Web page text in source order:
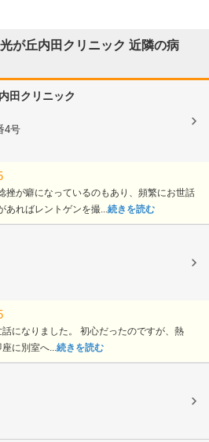
が丘内田クリニック 近隣の病
田クリニック
4号
挫が癖になっているのもあり、頻繁にお世話
あればレントゲンを撮...続きを読む
になりました。 初心だったのですが、熱
に別室へ...続きを読む